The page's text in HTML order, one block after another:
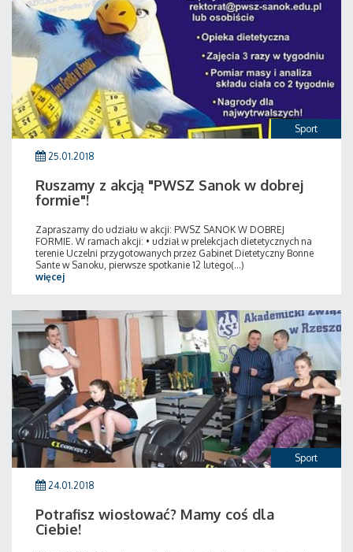
Sport
25.01.2018
Ruszamy z akcją "PWSZ Sanok w dobrej
formie"!
Zapraszamy do udziału w akcji: PWSZ SANOK W DOBREJ
FORMIE. W ramach akcji: • udział w prelekcjach dietetycznych na
terenie Uczelni przygotowanych przez Gabinet Dietetyczny Bonne
Sante w Sanoku, pierwsze spotkanie 12 lutego(...)
więcej
Sport
24.01.2018
Potrafisz wiosłować? Mamy coś dla
Ciebie!